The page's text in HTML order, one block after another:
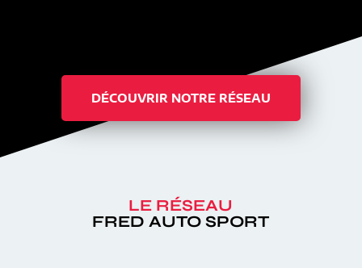
DÉCOUVRIR NOTRE RÉSEAU
LE RÉSEAU
FRED AUTO SPORT